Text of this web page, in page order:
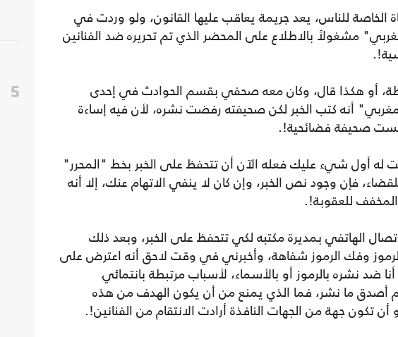
الخاصة للناس، يعد جريمة يعاقب عليها القانون، ولو وردت في
مشغولاً بالاطلاع على المحضر الذي تم تحريره ضد الفنانين
أو هكذا قال، وكان معه صحفي بقسم الحوادث في إحدى
أنه كتب الخبر لكن صحيفته رفضت نشره، لأن فيه إساءة
صحيفة فضائحية!.
له أول شيء عليك فعله الآن أن تتحفظ على الخبر بخط "المحرر"
للقضاء، فإن وجود نص الخبر، وإن كان لا ينفي الاتهام عنك، إلا أنه
للعقوبة!.
الهاتفي بمديرة مكتبه لكي تتحفظ على الخبر، وبعد ذلك
وفك الرموز شفاهة، وأخبرني في وقت لاحق أنه اعترض على
ضد نشره بالرموز أو بالأسماء، لأسباب مرتبطة بانتمائي
أصدق ما نشر، فما الذي يمنع من أن يكون الهدف من هذه
جهة من الجهات النافذة أرادت الانتقام من الفنانين!.
5